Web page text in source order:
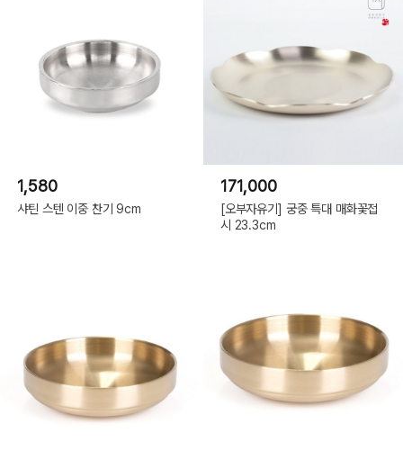
1,580
샤틴 스텐 이중 찬기 9cm
171,000
[오부자유기] 궁중 특대 매화꽃접
시 23.3cm